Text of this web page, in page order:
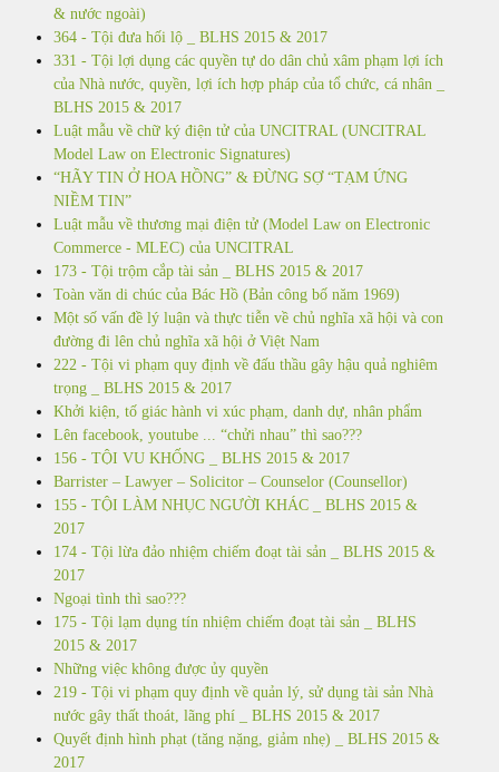
& nước ngoài)
364 - Tội đưa hối lộ _ BLHS 2015 & 2017
331 - Tội lợi dụng các quyền tự do dân chủ xâm phạm lợi ích
của Nhà nước, quyền, lợi ích hợp pháp của tổ chức, cá nhân _
BLHS 2015 & 2017
Luật mẫu về chữ ký điện tử của UNCITRAL (UNCITRAL
Model Law on Electronic Signatures)
“HÃY TIN Ở HOA HỒNG” & ĐỪNG SỢ “TẠM ỨNG
NIỀM TIN”
Luật mẫu về thương mại điện tử (Model Law on Electronic
Commerce - MLEC) của UNCITRAL
173 - Tội trộm cắp tài sản _ BLHS 2015 & 2017
Toàn văn di chúc của Bác Hồ (Bản công bố năm 1969)
Một số vấn đề lý luận và thực tiễn về chủ nghĩa xã hội và con
đường đi lên chủ nghĩa xã hội ở Việt Nam
222 - Tội vi phạm quy định về đấu thầu gây hậu quả nghiêm
trọng _ BLHS 2015 & 2017
Khởi kiện, tố giác hành vi xúc phạm, danh dự, nhân phẩm
Lên facebook, youtube ... “chửi nhau” thì sao???
156 - TỘI VU KHỐNG _ BLHS 2015 & 2017
Barrister – Lawyer – Solicitor – Counselor (Counsellor)
155 - TỘI LÀM NHỤC NGƯỜI KHÁC _ BLHS 2015 &
2017
174 - Tội lừa đảo nhiệm chiếm đoạt tài sản _ BLHS 2015 &
2017
Ngoại tình thì sao???
175 - Tội lạm dụng tín nhiệm chiếm đoạt tài sản _ BLHS
2015 & 2017
Những việc không được ủy quyền
219 - Tội vi phạm quy định về quản lý, sử dụng tài sản Nhà
nước gây thất thoát, lãng phí _ BLHS 2015 & 2017
Quyết định hình phạt (tăng nặng, giảm nhẹ) _ BLHS 2015 &
2017